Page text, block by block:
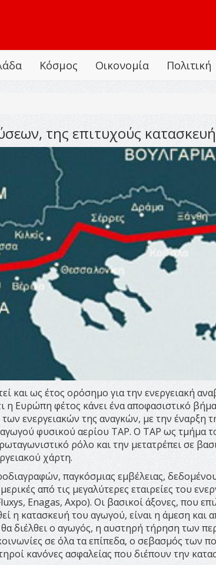
Κόσμος Οικονομία Πολιτική
της επιτυχούς
και ως έτος ορόσημο για την ενεργειακή
η Ευρώπη φέτος κάνει ένα αποφασιστικό
ενεργειακών της αναγκών, με την έναρξη
φυσικού αερίου TAP. Ο TAP ως τμήμα
ρόλο και την μετατρέπει σε
χάρτη.
παγκόσμιας εμβέλειας,
από τις μεγαλύτερες εταιρείες του
Enagas, Axpo). Οι βασικοί άξονες, που
η κατασκευή του αγωγού, είναι η άμεση και
διέλθει ο αγωγός, η αυστηρή τήρηση των
σε όλα τα επίπεδα, ο σεβασμός των
κανόνες ασφαλείας που διέπουν την